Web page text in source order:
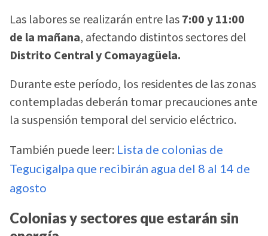
Las labores se realizarán entre las7:00 y 11:00
de la mañana, afectando distintos sectores del
Distrito Central y Comayagüela.
Durante este período, los residentes de las zonas
contempladas deberán tomar precauciones ante
la suspensión temporal del servicio eléctrico.
También puede leer: Lista de colonias de
Tegucigalpa que recibirán agua del 8 al 14 de
agosto
Colonias y sectores que estarán sin